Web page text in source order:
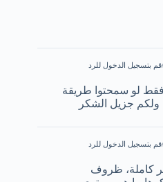
قم بتسجيل الدخول للرد
لو سمحتوا طريقة
ولكم جزيل الشكر
قم بتسجيل الدخول للرد
كاملة، ظروف